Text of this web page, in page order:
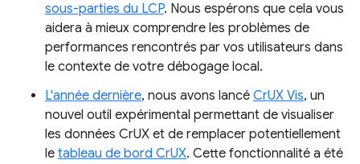
sous-parties du LCP. Nous espérons que cela vous
aidera à mieux comprendre les problèmes de
performances rencontrés par vos utilisateurs dans
le contexte de votre débogage local.
L'année dernière, nous avons lancé CrUX Vis, un
nouvel outil expérimental permettant de visualiser
les données CrUX et de remplacer potentiellement
le tableau de bord CrUX. Cette fonctionnalité a été